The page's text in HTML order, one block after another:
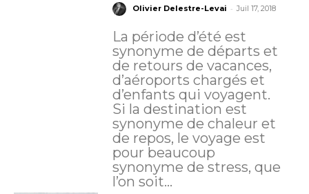
Olivier Delestre-Levai - Juil 17, 2018
La période d’été est
synonyme de départs et
de retours de vacances,
d’aéroports chargés et
d’enfants qui voyagent.
Si la destination est
synonyme de chaleur et
de repos, le voyage est
pour beaucoup
synonyme de stress, que
l’on soit...